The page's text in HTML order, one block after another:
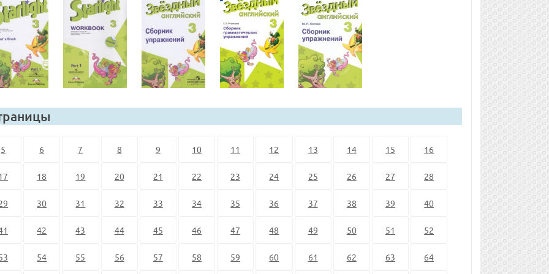
5 6 7 8 9 10 11 12 13 14 15 16
18 19 20 21 22 23 24 25 26 27 28
30 31 32 33 34 35 36 37 38 39 40
42 43 44 45 46 47 48 49 50 51 52
54 55 56 57 58 59 60 61 62 63 64